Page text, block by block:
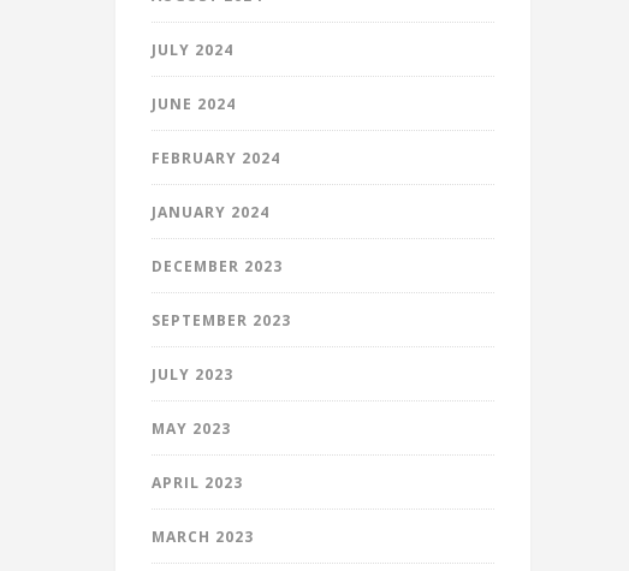
JULY 2024
JUNE 2024
FEBRUARY 2024
JANUARY 2024
DECEMBER 2023
SEPTEMBER 2023
JULY 2023
MAY 2023
APRIL 2023
MARCH 2023